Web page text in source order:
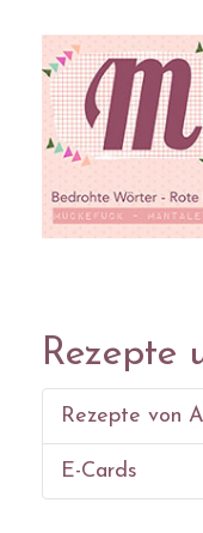
Rezepte
Rezepte von
E-Cards